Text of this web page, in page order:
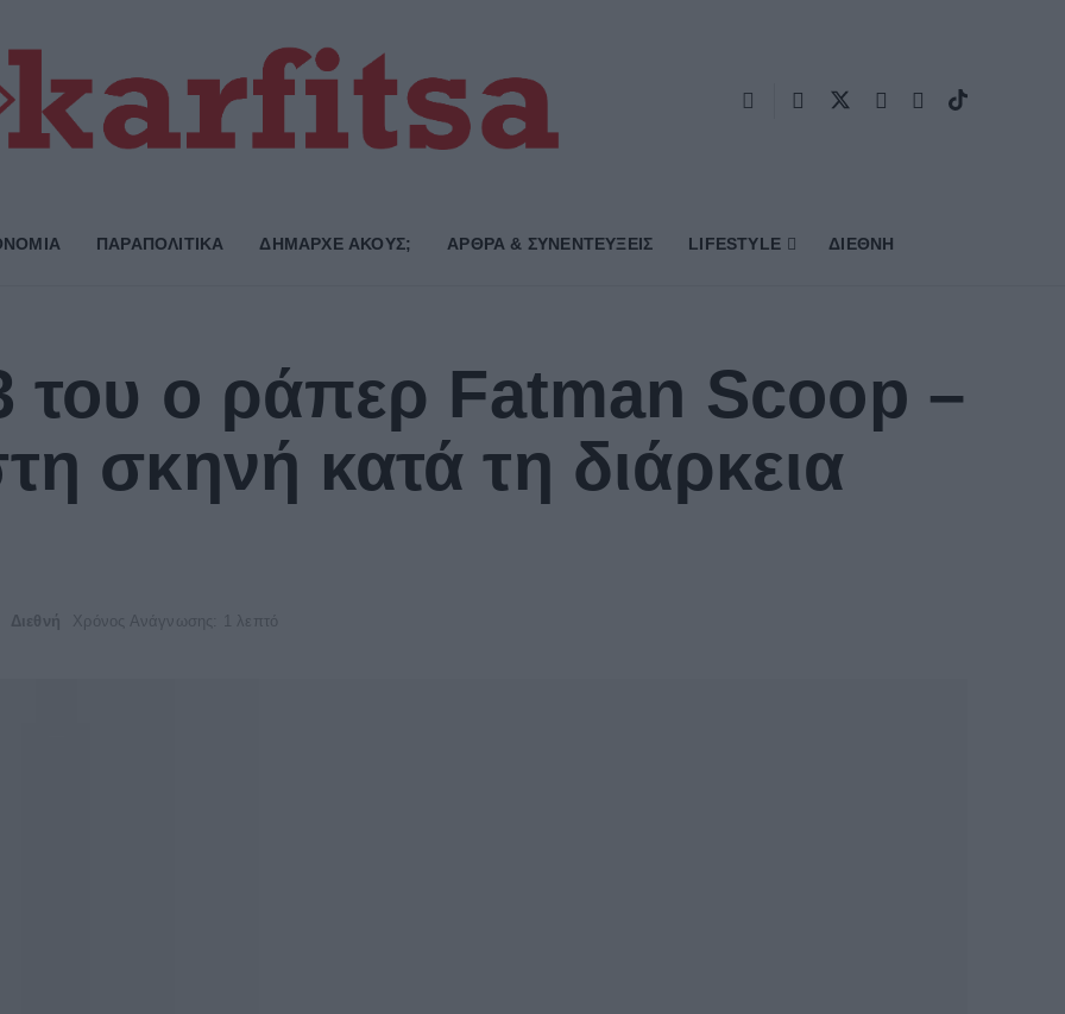
ΠΑΡΑΠΟΛΙΤΙΚΑ ΔΗΜΑΡΧE ΑΚΟΥΣ; ΑΡΘΡΑ & ΣΥΝΕΝΤΕΥΞΕΙΣ LIFESTYLE ΔΙΕΘΝΗ
του ο ράπερ Fatman Scoop –
σκηνή κατά τη διάρκεια
Διεθνή Χρόνος Ανάγνωσης: 1 λεπτό